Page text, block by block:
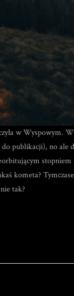
w
publikacji), no
kometa?
tak?